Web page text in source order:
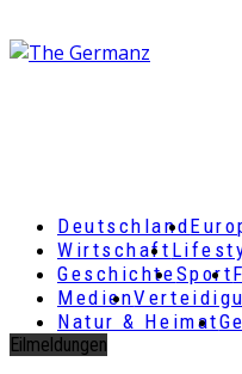
Deutschland
Wirtschaft
GeschichteSport
Medien
Natur & Heimat
Eilmeldungen